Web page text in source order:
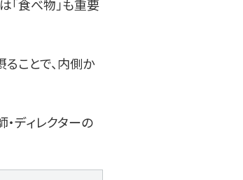
「食べ物」も重要
ことで、内側か
ディレクターの